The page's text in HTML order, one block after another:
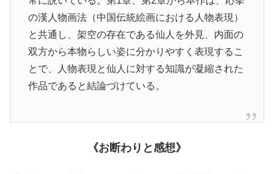
の漢人物画法（中国伝統絵画における人物表現）
と共通し、架空の存在である仙人を外見、内面の
双方から本物らしい姿に分かりやすく表現するこ
とで、人物表現と仙人に対する知識が凝縮された
作品であると結論づけている。
《お断わりと感想》